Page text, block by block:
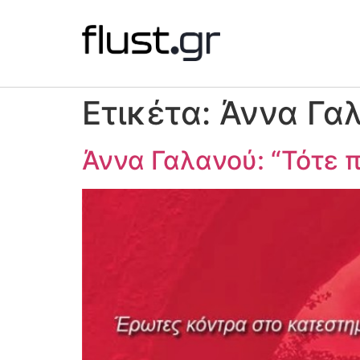
Ετικέτα: Άννα
Άννα Γαλανού: “Τότε